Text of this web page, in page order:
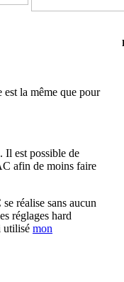
la même que pour
. Il est possible de
afin de moins faire
réalise sans aucun
réglages hard
utilisé mon